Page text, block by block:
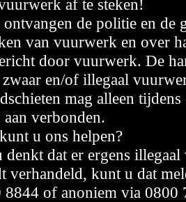
af te steken!
ontvangen de politie en de
van vuurwerk en over
door vuurwerk. De
en/of illegaal
mag alleen
aan verbonden.
u ons helpen?
denkt dat er ergens
verhandeld, kunt u dat
8844 of anoniem via 0800